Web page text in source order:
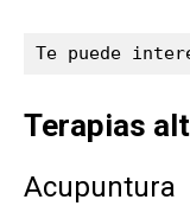
Te puede
Terapias
Acupuntura